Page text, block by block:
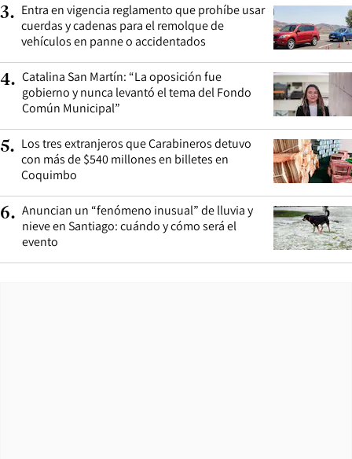
3. Entra en vigencia reglamento que prohíbe usar
cuerdas y cadenas para el remolque de
vehículos en panne o accidentados
4. Catalina San Martín: “La oposición fue
gobierno y nunca levantó el tema del Fondo
Común Municipal”
5. Los tres extranjeros que Carabineros detuvo
con más de $540 millones en billetes en
Coquimbo
6. Anuncian un “fenómeno inusual” de lluvia y
nieve en Santiago: cuándo y cómo será el
evento